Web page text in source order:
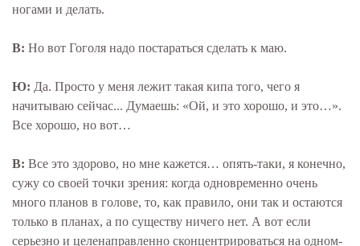
ногами и делать.
В: Но вот Гоголя надо постараться сделать к маю.
Ю: Да. Просто у меня лежит такая кипа того, чего я
начитываю сейчас... Думаешь: «Ой, и это хорошо, и это…».
Все хорошо, но вот…
В: Все это здорово, но мне кажется… опять-таки, я конечно,
сужу со своей точки зрения: когда одновременно очень
много планов в голове, то, как правило, они так и остаются
только в планах, а по существу ничего нет. А вот если
серьезно и целенаправленно сконцентрироваться на одном-